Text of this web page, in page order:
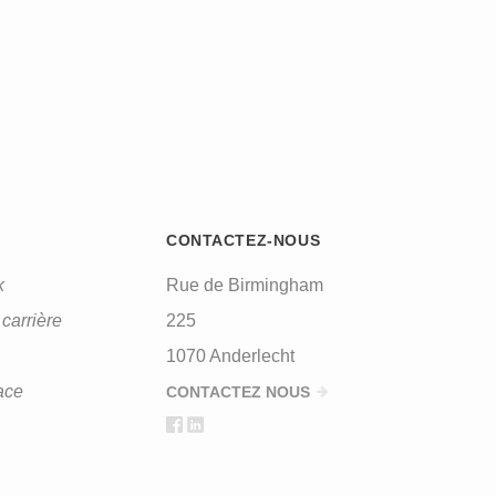
CONTACTEZ-NOUS
Rue de Birmingham
225
1070 Anderlecht
CONTACTEZ NOUS